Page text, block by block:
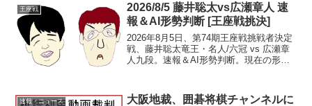
王座戦
2026/8/5 藤井聡太vs広瀬章人 速
報＆AI形勢判断 [王座戦挑決]
2026年8月5日、第74期王座戦挑戦者決定
戦、藤井聡太竜王・名人/六冠 vs 広瀬章
人九段。速報＆AI形勢判断。現在の形勢
ずつAI形勢判断>>評価値グラフ＆AI...
速報・ニュース
大阪地裁、囲碁将棋チャンネルに